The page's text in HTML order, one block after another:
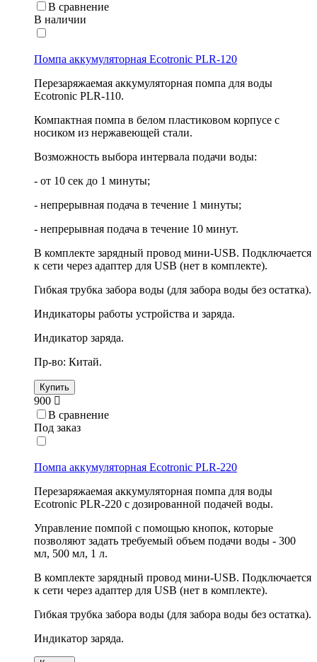
В сравнение
В наличии
Помпа аккумуляторная Ecotronic PLR-120
Перезаряжаемая аккумуляторная помпа для воды
Ecotronic PLR-110.
Компактная помпа в белом пластиковом корпусе с
носиком из нержавеющей стали.
Возможность выбора интервала подачи воды:
- от 10 сек до 1 минуты;
- непрерывная подача в течение 1 минуты;
- непрерывная подача в течение 10 минут.
В комплекте зарядный провод мини-USB. Подключается
к сети через адаптер для USB (нет в комплекте).
Гибкая трубка забора воды (для забора воды без остатка).
Индикаторы работы устройства и заряда.
Индикатор заряда.
Пр-во: Китай.
Купить
900
В сравнение
Под заказ
Помпа аккумуляторная Ecotronic PLR-220
Перезаряжаемая аккумуляторная помпа для воды
Ecotronic PLR-220 с дозированной подачей воды.
Управление помпой с помощью кнопок, которые
позволяют задать требуемый объем подачи воды - 300
мл, 500 мл, 1 л.
В комплекте зарядный провод мини-USB. Подключается
к сети через адаптер для USB (нет в комплекте).
Гибкая трубка забора воды (для забора воды без остатка).
Индикатор заряда.